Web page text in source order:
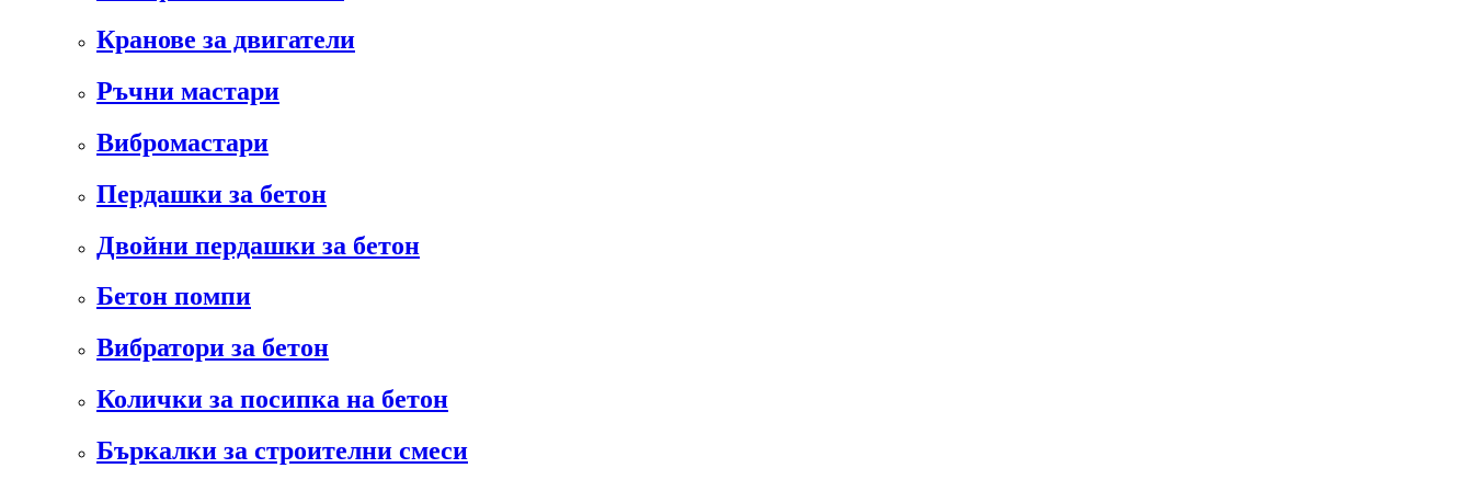
Кранове за двигатели
Ръчни мастари
Вибромастари
Пердашки за бетон
Двойни пердашки за бетон
Бетон помпи
Вибратори за бетон
Колички за посипка на бетон
Бъркалки за строителни смеси